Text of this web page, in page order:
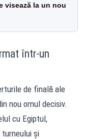
visează la un nou
într-un
de finală ale
nou omul decisiv.
cu Egiptul,
și